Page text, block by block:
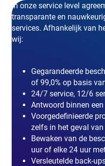
In onze service level
transparante en
services. Afhankelijk van
wij:
Gegarandeerde
of 99,0% op basis
24/7 service, 12/6
Antwoord binnen
Voorgedefinieerde
zelfs in het geval
Bewaken van de
uur of elke 24 uur
Versleutelde back-